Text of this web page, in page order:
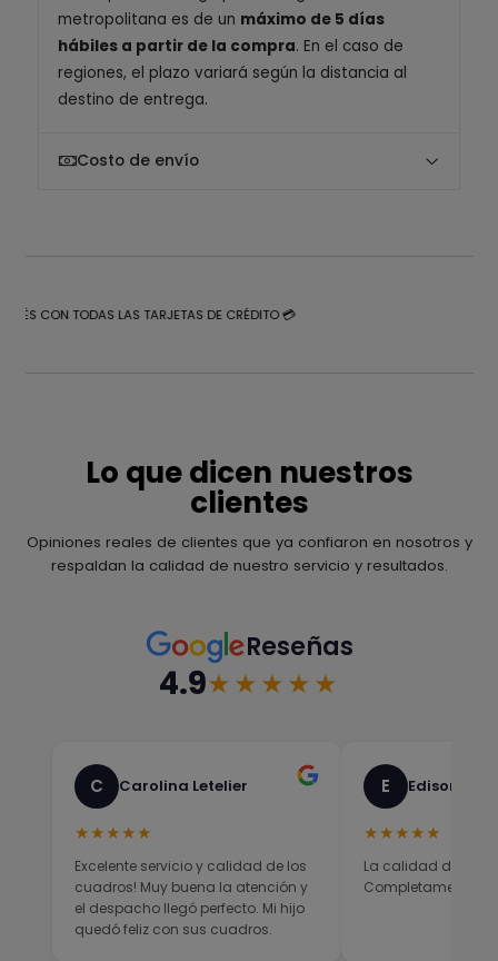
metropolitana es de un máximo de 5 días
hábiles a partir de la compra. En el caso de
regiones, el plazo variará según la distancia al
destino de entrega.
Costo de envío
CON TODAS LAS TARJETAS DE CRÉDITO 💳
Lo que dicen nuestros
clientes
Opiniones reales de clientes que ya confiaron en nosotros y
respaldan la calidad de nuestro servicio y resultados.
Reseñas
4.9★★★★★
C Carolina Letelier
★★★★★
Excelente servicio y calidad de los
cuadros! Muy buena la atención y
el despacho llegó perfecto. Mi hijo
quedó feliz con sus cuadros.
E Edison
★★★★★
La calidad del
Completamente